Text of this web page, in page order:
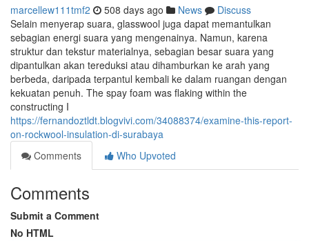
marcellew111tmf2 508 days ago News
Discuss
Selain menyerap suara, glasswool juga dapat memantulkan
sebagian energi suara yang mengenainya. Namun, karena
struktur dan tekstur materialnya, sebagian besar suara yang
dipantulkan akan tereduksi atau dihamburkan ke arah yang
berbeda, daripada terpantul kembali ke dalam ruangan dengan
kekuatan penuh. The spay foam was flaking within the
constructing I
https://fernandoztldt.blogvivi.com/34088374/examine-this-report-
on-rockwool-insulation-di-surabaya
Comments
Who Upvoted
Comments
Submit a Comment
No HTML